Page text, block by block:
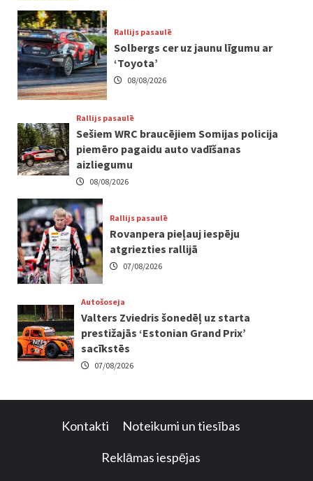
Rallijs pasaulē
Solbergs cer uz jaunu līgumu ar
‘Toyota’
08/08/2026
Rallijs pasaulē
Sešiem WRC braucējiem Somijas policija
piemēro pagaidu auto vadīšanas
aizliegumu
08/08/2026
Rallijs pasaulē
Rovanpera pieļauj iespēju
atgriezties rallijā
07/08/2026
Autošoseja
Valters Zviedris šonedēļ uz starta
prestižajās ‘Estonian Grand Prix’
sacīkstēs
07/08/2026
Kontakti Noteikumi un tiesības
Reklāmas iespējas